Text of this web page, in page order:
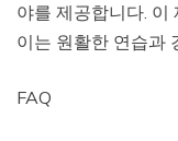
야를 제공합니다. 이
이는 원활한 연습과
FAQ